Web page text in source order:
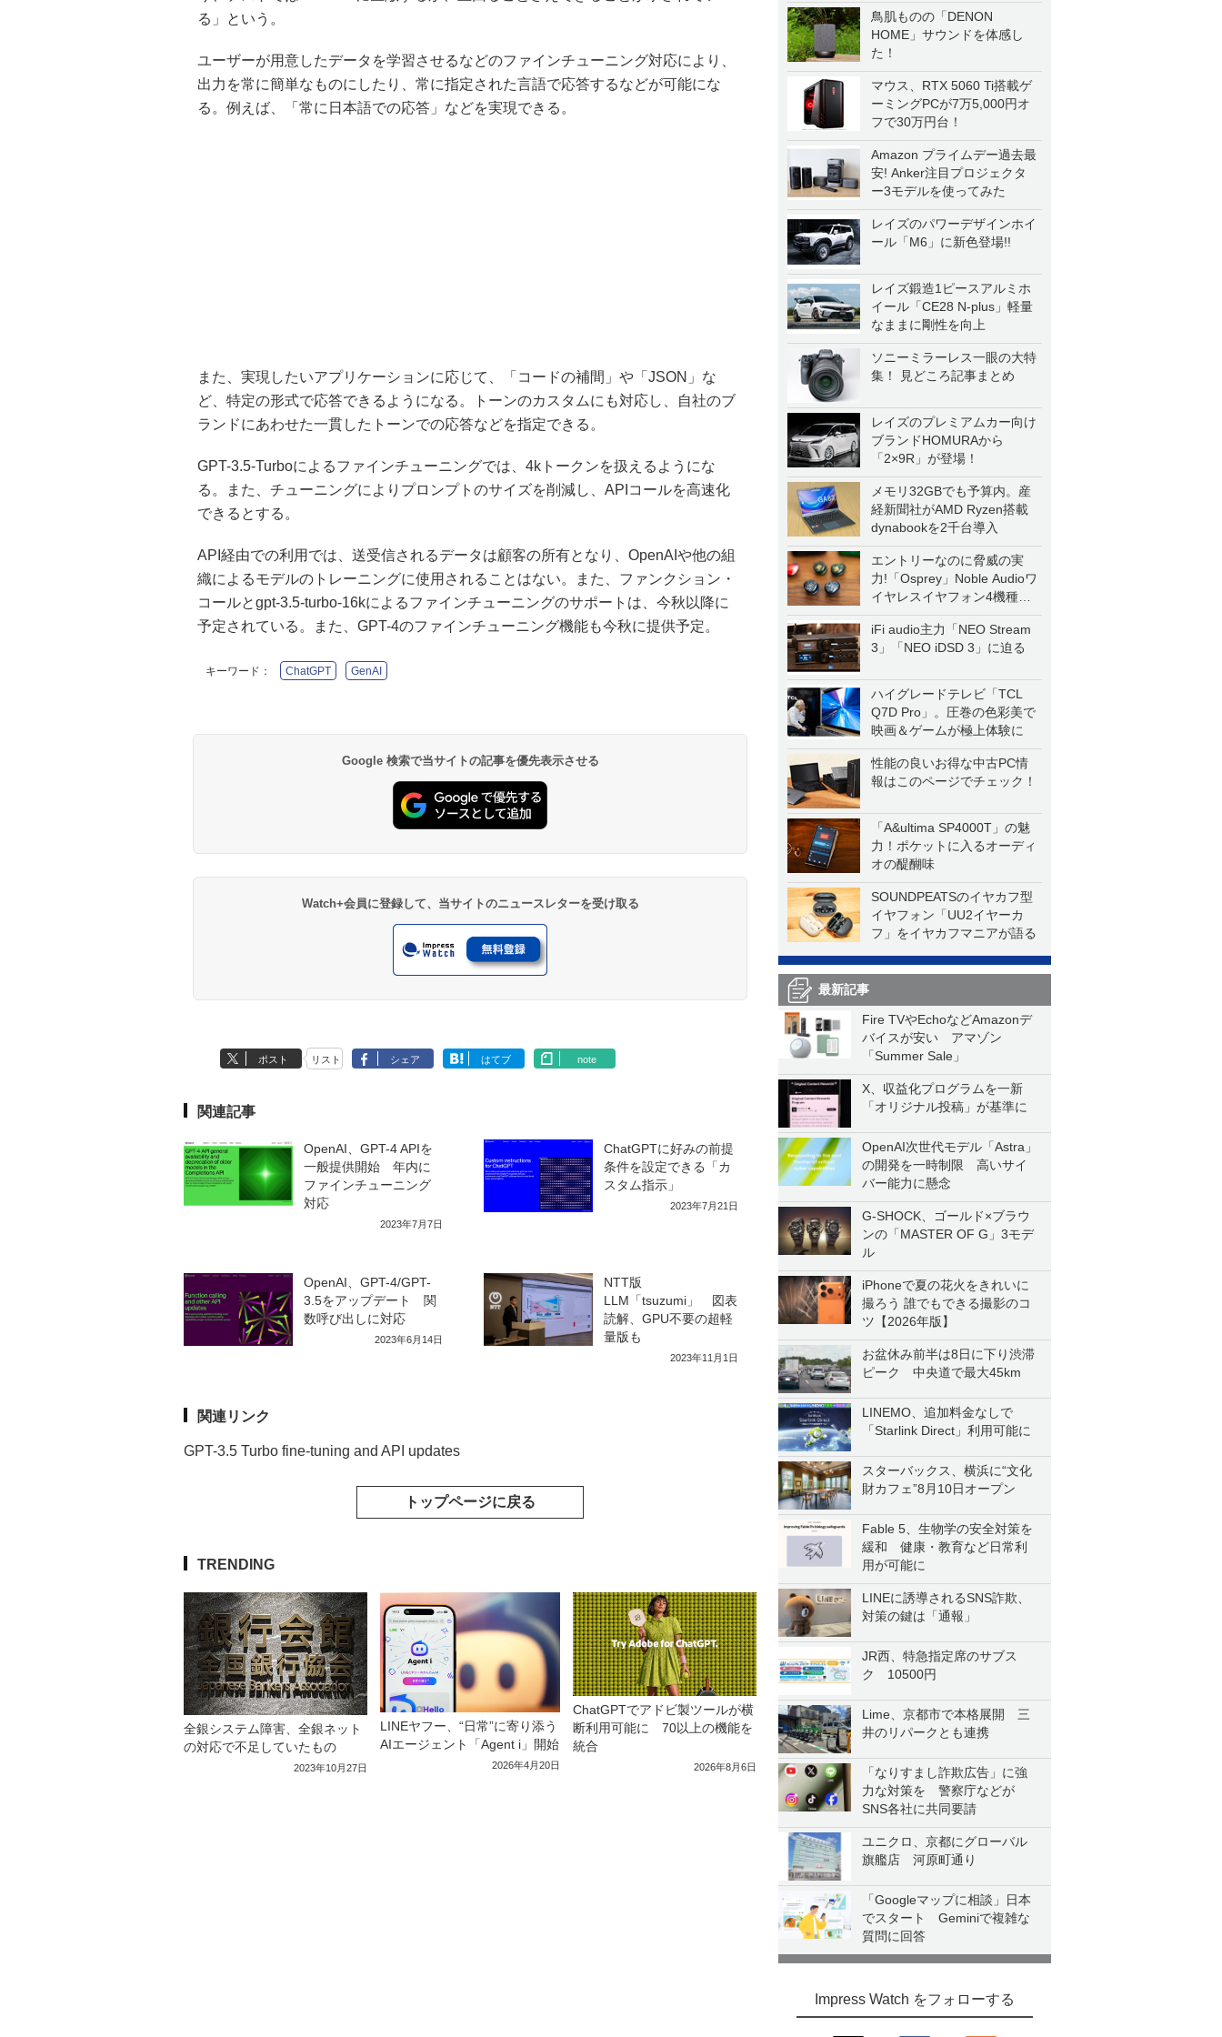
鳥肌ものの「DENON
HOME」サウンドを体感し
た！
マウス、RTX 5060 Ti搭載ゲ
ーミングPCが7万5,000円オ
フで30万円台！
Amazon プライムデー過去最
安! Anker注目プロジェクタ
ー3モデルを使ってみた
レイズのパワーデザインホイ
ール「M6」に新色登場!!
レイズ鍛造1ピースアルミホ
イール「CE28 N-plus」軽量
なままに剛性を向上
ソニーミラーレス一眼の大特
集！ 見どころ記事まとめ
レイズのプレミアムカー向け
ブランドHOMURAから
「2×9R」が登場！
メモリ32GBでも予算内。産
経新聞社がAMD Ryzen搭載
dynabookを2千台導入
エントリーなのに脅威の実
力!「Osprey」Noble Audioワ
イヤレスイヤフォン4機種を
一気に聴く
iFi audio主力「NEO Stream
3」「NEO iDSD 3」に迫る
ハイグレードテレビ「TCL
Q7D Pro」。圧巻の色彩美で
映画＆ゲームが極上体験に
性能の良いお得な中古PC情
報はこのページでチェック！
「A&ultima SP4000T」の魅
力！ポケットに入るオーディ
オの醍醐味
SOUNDPEATSのイヤカフ型
イヤフォン「UU2イヤーカ
フ」をイヤカフマニアが語る
最新記事
Fire TVやEchoなどAmazonデ
バイスが安い アマゾン
「Summer Sale」
X、収益化プログラムを一新
「オリジナル投稿」が基準に
OpenAI次世代モデル「Astra」
の開発を一時制限 高いサイ
バー能力に懸念
G-SHOCK、ゴールド×ブラウ
ンの「MASTER OF G」3モデ
ル
iPhoneで夏の花火をきれいに
撮ろう 誰でもできる撮影のコ
ツ【2026年版】
お盆休み前半は8日に下り渋滞
ピーク 中央道で最大45km
LINEMO、追加料金なしで
「Starlink Direct」利用可能に
スターバックス、横浜に“文化
財カフェ”8月10日オープン
Fable 5、生物学の安全対策を
緩和 健康・教育など日常利
用が可能に
LINEに誘導されるSNS詐欺、
対策の鍵は「通報」
JR西、特急指定席のサブス
ク 10500円
Lime、京都市で本格展開 三
井のリパークとも連携
「なりすまし詐欺広告」に強
力な対策を 警察庁などが
SNS各社に共同要請
ユニクロ、京都にグローバル
旗艦店 河原町通り
「Googleマップに相談」日本
でスタート Geminiで複雑な
質問に回答
Impress Watch をフォローする
る」という。
ユーザーが用意したデータを学習させるなどのファインチューニング対応により、
出力を常に簡単なものにしたり、常に指定された言語で応答するなどが可能にな
る。例えば、「常に日本語での応答」などを実現できる。
また、実現したいアプリケーションに応じて、「コードの補間」や「JSON」な
ど、特定の形式で応答できるようになる。トーンのカスタムにも対応し、自社のブ
ランドにあわせた一貫したトーンでの応答などを指定できる。
GPT-3.5-Turboによるファインチューニングでは、4kトークンを扱えるようにな
る。また、チューニングによりプロンプトのサイズを削減し、APIコールを高速化
できるとする。
API経由での利用では、送受信されるデータは顧客の所有となり、OpenAIや他の組
織によるモデルのトレーニングに使用されることはない。また、ファンクション・
コールとgpt-3.5-turbo-16kによるファインチューニングのサポートは、今秋以降に
予定されている。また、GPT-4のファインチューニング機能も今秋に提供予定。
キーワード： ChatGPT GenAI
Google 検索で当サイトの記事を優先表示させる
Watch+会員に登録して、当サイトのニュースレターを受け取る
ポスト リスト シェア はてブ note
関連記事
OpenAI、GPT-4 APIを
一般提供開始 年内に
ファインチューニング
対応
2023年7月7日
ChatGPTに好みの前提
条件を設定できる「カ
スタム指示」
2023年7月21日
OpenAI、GPT-4/GPT-
3.5をアップデート 関
数呼び出しに対応
2023年6月14日
NTT版
LLM「tsuzumi」 図表
読解、GPU不要の超軽
量版も
2023年11月1日
関連リンク
GPT-3.5 Turbo fine-tuning and API updates
トップページに戻る
TRENDING
全銀システム障害、全銀ネット
の対応で不足していたもの
2023年10月27日
LINEヤフー、“日常”に寄り添う
AIエージェント「Agent i」開始
2026年4月20日
ChatGPTでアドビ製ツールが横
断利用可能に 70以上の機能を
統合
2026年8月6日